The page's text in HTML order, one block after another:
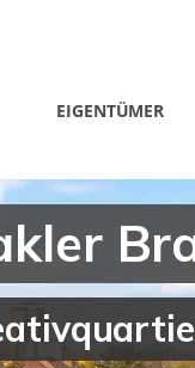
EIGENTÜMER